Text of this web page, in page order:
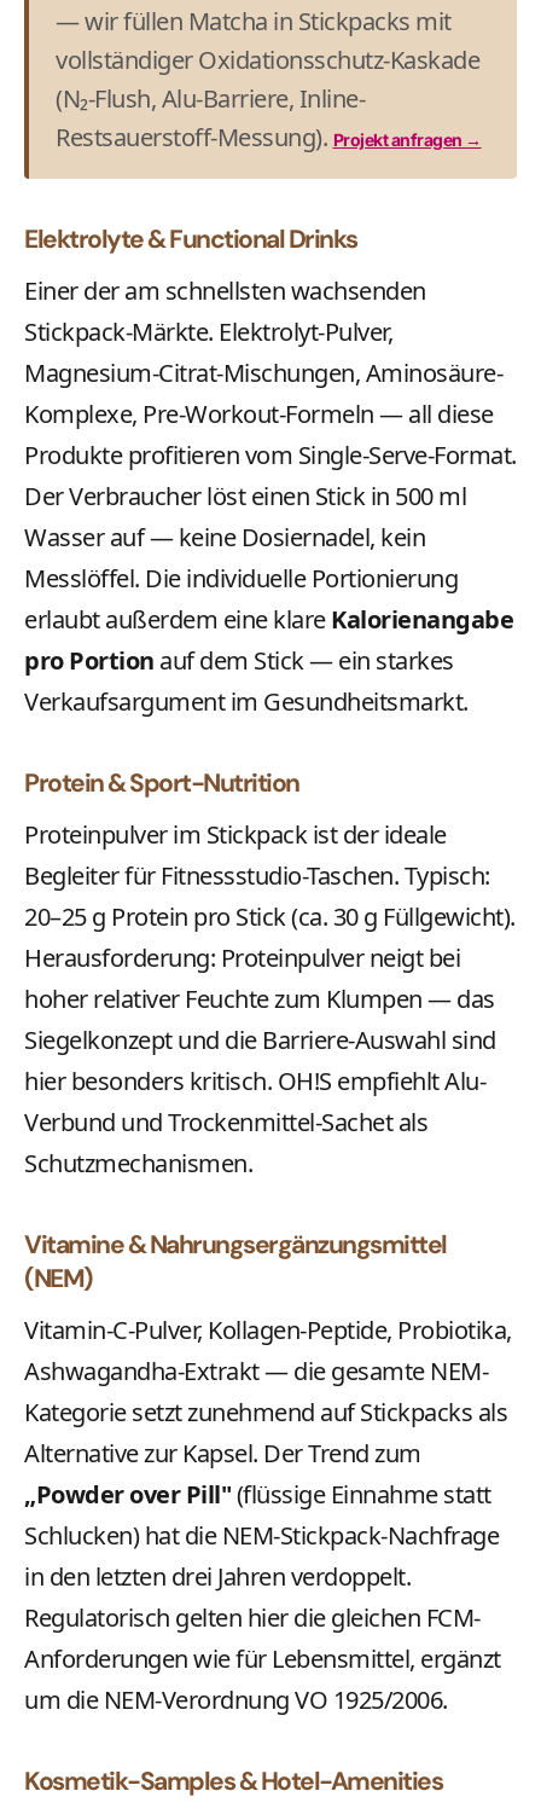
— wir füllen Matcha in Stickpacks mit
vollständiger Oxidationsschutz-Kaskade
(N₂-Flush, Alu-Barriere, Inline-
Restsauerstoff-Messung). Projekt anfragen →
Elektrolyte & Functional Drinks
Einer der am schnellsten wachsenden
Stickpack-Märkte. Elektrolyt-Pulver,
Magnesium-Citrat-Mischungen, Aminosäure-
Komplexe, Pre-Workout-Formeln — all diese
Produkte profitieren vom Single-Serve-Format.
Der Verbraucher löst einen Stick in 500 ml
Wasser auf — keine Dosiernadel, kein
Messlöffel. Die individuelle Portionierung
erlaubt außerdem eine klareKalorienangabe
pro Portion auf dem Stick — ein starkes
Verkaufsargument im Gesundheitsmarkt.
Protein & Sport-Nutrition
Proteinpulver im Stickpack ist der ideale
Begleiter für Fitnessstudio-Taschen. Typisch:
20–25 g Protein pro Stick (ca. 30 g Füllgewicht).
Herausforderung: Proteinpulver neigt bei
hoher relativer Feuchte zum Klumpen — das
Siegelkonzept und die Barriere-Auswahl sind
hier besonders kritisch. OH!S empfiehlt Alu-
Verbund und Trockenmittel-Sachet als
Schutzmechanismen.
Vitamine & Nahrungsergänzungsmittel
(NEM)
Vitamin-C-Pulver, Kollagen-Peptide, Probiotika,
Ashwagandha-Extrakt — die gesamte NEM-
Kategorie setzt zunehmend auf Stickpacks als
Alternative zur Kapsel. Der Trend zum
„Powder over Pill"(flüssige Einnahme statt
Schlucken) hat die NEM-Stickpack-Nachfrage
in den letzten drei Jahren verdoppelt.
Regulatorisch gelten hier die gleichen FCM-
Anforderungen wie für Lebensmittel, ergänzt
um die NEM-Verordnung VO 1925/2006.
Kosmetik-Samples & Hotel-Amenities